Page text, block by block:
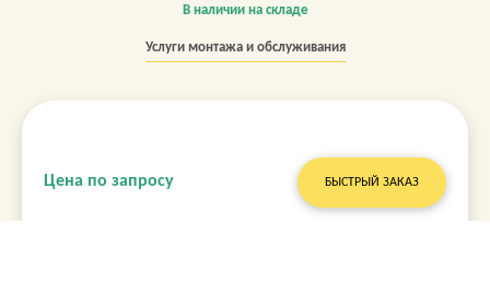
В наличии на складе
Услуги монтажа и обслуживания
Цена по запросу БЫСТРЫЙ ЗАКАЗ